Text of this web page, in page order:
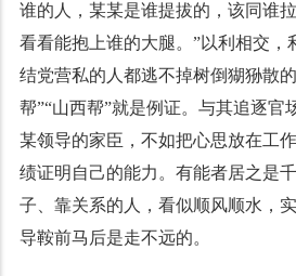
谁的人，某某是谁提拔的，该同谁
看看能抱上谁的大腿。”以利相交，
结党营私的人都逃不掉树倒猢狲散
帮”“山西帮”就是例证。与其追逐官
某领导的家臣，不如把心思放在工
绩证明自己的能力。有能者居之是
子、靠关系的人，看似顺风顺水，
导鞍前马后是走不远的。